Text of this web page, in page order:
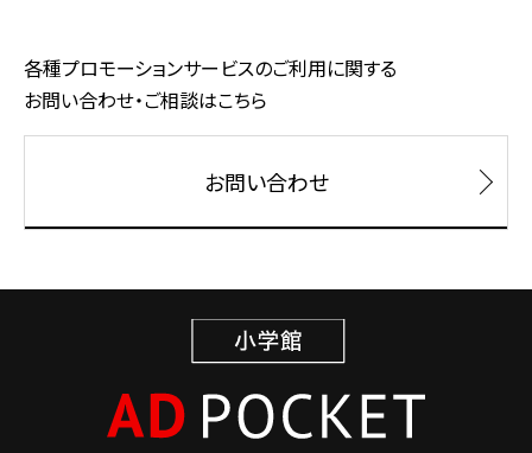
各種プロモーションサービスのご利用に関する
お問い合わせ・ご相談はこちら
お問い合わせ